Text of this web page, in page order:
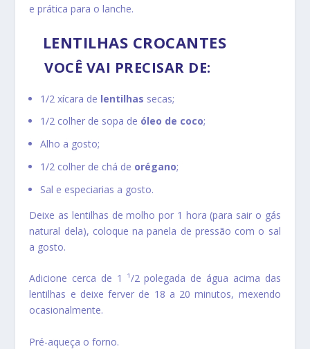
e prática para o lanche.
LENTILHAS CROCANTES
VOCÊ VAI PRECISAR DE:
1/2 xícara de lentilhas secas;
1/2 colher de sopa de óleo de coco;
Alho a gosto;
1/2 colher de chá de orégano;
Sal e especiarias a gosto.
Deixe as lentilhas de molho por 1 hora (para sair o gás
natural dela), coloque na panela de pressão com o sal
a gosto.
Adicione cerca de 1 ¹/2 polegada de água acima das
lentilhas e deixe ferver de 18 a 20 minutos, mexendo
ocasionalmente.
Pré-aqueça o forno.